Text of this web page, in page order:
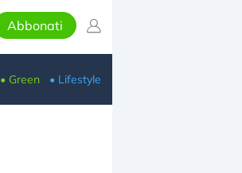
Abbonati
• Green • Lifestyle